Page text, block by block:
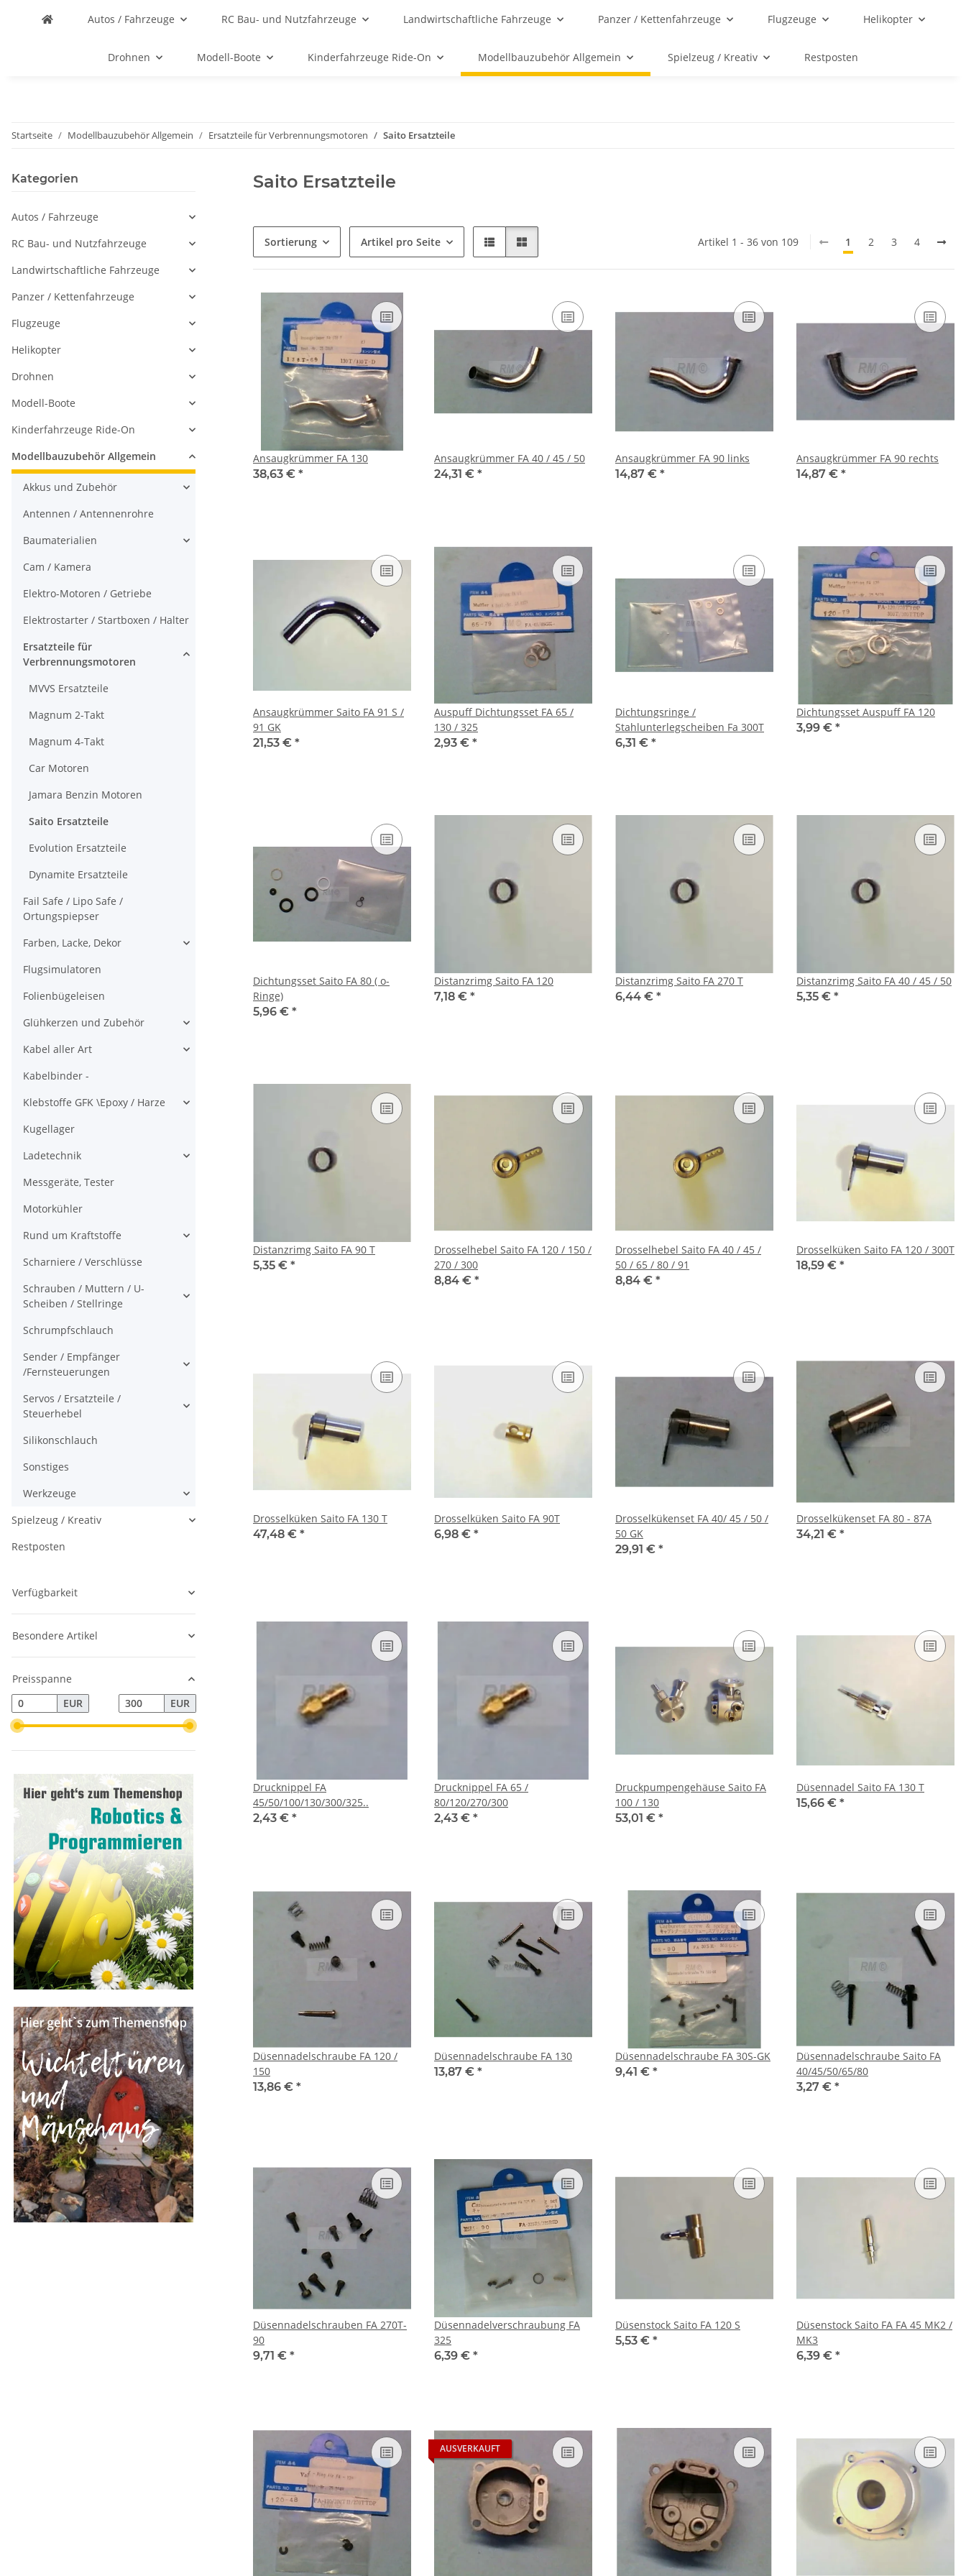
Autos / Fahrzeuge RC Bau- und Nutzfahrzeuge Landwirtschaftliche Fahrzeuge Panzer / Kettenfahrzeuge Flugzeuge Helikopter
Drohnen Modell-Boote Kinderfahrzeuge Ride-On Modellbauzubehör Allgemein Spielzeug / Kreativ Restposten
Startseite Modellbauzubehör Allgemein Ersatzteile für Verbrennungsmotoren Saito Ersatzteile
Saito Ersatzteile
Sortierung Artikel pro Seite Artikel 1 - 36 von 109 1 2 3 4
Ansaugkrümmer FA 130
38,63 € *
Ansaugkrümmer FA 40 / 45 / 50
24,31 € *
Ansaugkrümmer FA 90 links
14,87 € *
Ansaugkrümmer FA 90 rechts
14,87 € *
Ansaugkrümmer Saito FA 91 S /
91 GK
21,53 € *
Auspuff Dichtungsset FA 65 /
130 / 325
2,93 € *
Dichtungsringe /
Stahlunterlegscheiben Fa 300T
6,31 € *
Dichtungsset Auspuff FA 120
3,99 € *
Dichtungsset Saito FA 80 ( o-
Ringe)
5,96 € *
Distanzrimg Saito FA 120
7,18 € *
Distanzrimg Saito FA 270 T
6,44 € *
Distanzrimg Saito FA 40 / 45 / 50
5,35 € *
Distanzrimg Saito FA 90 T
5,35 € *
Drosselhebel Saito FA 120 / 150 /
270 / 300
8,84 € *
Drosselhebel Saito FA 40 / 45 /
50 / 65 / 80 / 91
8,84 € *
Drosselküken Saito FA 120 / 300T
18,59 € *
Drosselküken Saito FA 130 T
47,48 € *
Drosselküken Saito FA 90T
6,98 € *
Drosselkükenset FA 40/ 45 / 50 /
50 GK
29,91 € *
Drosselkükenset FA 80 - 87A
34,21 € *
Drucknippel FA
45/50/100/130/300/325..
2,43 € *
Drucknippel FA 65 /
80/120/270/300
2,43 € *
Druckpumpengehäuse Saito FA
100 / 130
53,01 € *
Düsennadel Saito FA 130 T
15,66 € *
Düsennadelschraube FA 120 /
150
13,86 € *
Düsennadelschraube FA 130
13,87 € *
Düsennadelschraube FA 30S-GK
9,41 € *
Düsennadelschraube Saito FA
40/45/50/65/80
3,27 € *
Düsennadelschrauben FA 270T-
90
9,71 € *
Düsennadelverschraubung FA
325
6,39 € *
Düsenstock Saito FA 120 S
5,53 € *
Düsenstock Saito FA FA 45 MK2 /
MK3
6,39 € *
AUSVERKAUFT
Kategorien
Autos / Fahrzeuge
RC Bau- und Nutzfahrzeuge
Landwirtschaftliche Fahrzeuge
Panzer / Kettenfahrzeuge
Flugzeuge
Helikopter
Drohnen
Modell-Boote
Kinderfahrzeuge Ride-On
Modellbauzubehör Allgemein
Akkus und Zubehör
Antennen / Antennenrohre
Baumaterialien
Cam / Kamera
Elektro-Motoren / Getriebe
Elektrostarter / Startboxen / Halter
Ersatzteile für
Verbrennungsmotoren
MVVS Ersatzteile
Magnum 2-Takt
Magnum 4-Takt
Car Motoren
Jamara Benzin Motoren
Saito Ersatzteile
Evolution Ersatzteile
Dynamite Ersatzteile
Fail Safe / Lipo Safe /
Ortungspiepser
Farben, Lacke, Dekor
Flugsimulatoren
Folienbügeleisen
Glühkerzen und Zubehör
Kabel aller Art
Kabelbinder -
Klebstoffe GFK \Epoxy / Harze
Kugellager
Ladetechnik
Messgeräte, Tester
Motorkühler
Rund um Kraftstoffe
Scharniere / Verschlüsse
Schrauben / Muttern / U-
Scheiben / Stellringe
Schrumpfschlauch
Sender / Empfänger
/Fernsteuerungen
Servos / Ersatzteile /
Steuerhebel
Silikonschlauch
Sonstiges
Werkzeuge
Spielzeug / Kreativ
Restposten
Verfügbarkeit
Besondere Artikel
Preisspanne
EUR
EUR